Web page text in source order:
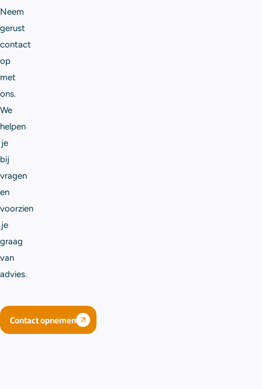
Neem
gerust
contact
op
met
ons.
We
helpen
je
bij
vragen
en
voorzien
je
graag
van
advies.
Contact opnemen